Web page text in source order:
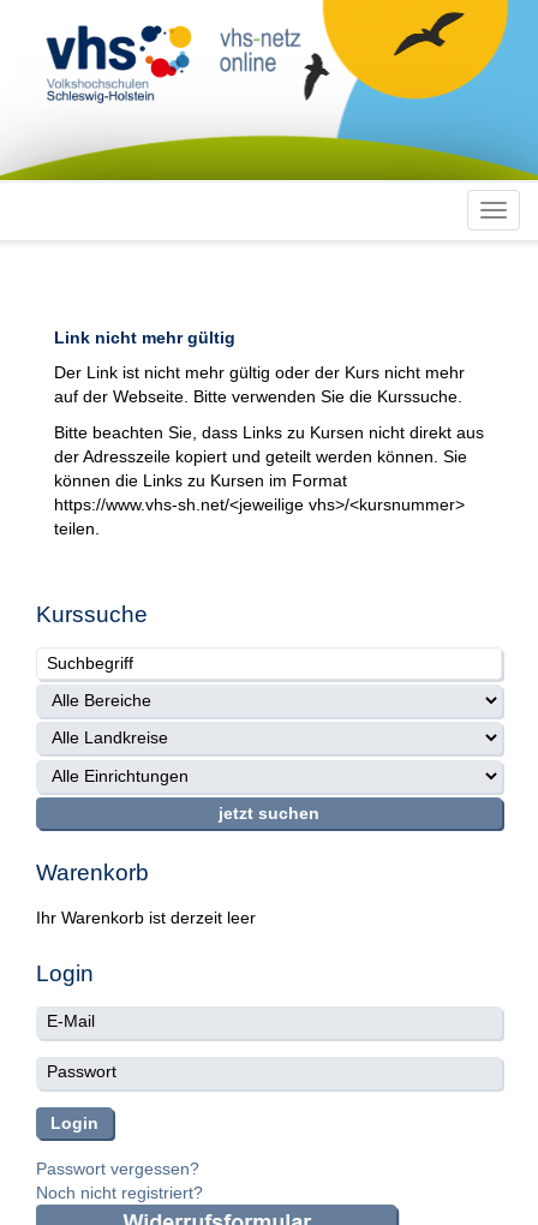
Link nicht mehr gültig
Der Link ist nicht mehr gültig oder der Kurs nicht mehr
auf der Webseite. Bitte verwenden Sie die Kurssuche.
Bitte beachten Sie, dass Links zu Kursen nicht direkt aus
der Adresszeile kopiert und geteilt werden können. Sie
können die Links zu Kursen im Format
https://www.vhs-sh.net/<jeweilige vhs>/<kursnummer>
teilen.
Kurssuche
Warenkorb
Ihr Warenkorb ist derzeit leer
Login
Passwort vergessen?
Noch nicht registriert?